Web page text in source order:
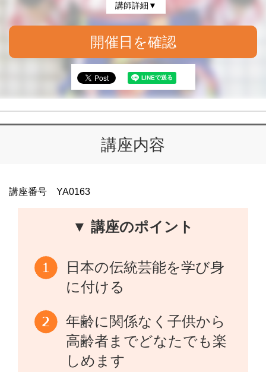
講師詳細▼
開催日を確認
講座内容
講座番号 YA0163
▼ 講座のポイント
日本の伝統芸能を学び身
に付ける
年齢に関係なく子供から
高齢者までどなたでも楽
しめます